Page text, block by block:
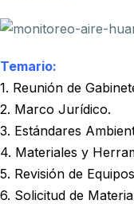
Temario:
1. Reunión de
2. Marco Jurídico.
3. Estándares
4. Materiales y
5. Revisión de
6. Solicitud de